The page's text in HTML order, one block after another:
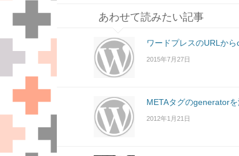
あわせて読みたい記事
ワードプレスのURLか
2015年7月27日
METAタグのgenerator
2012年1月21日